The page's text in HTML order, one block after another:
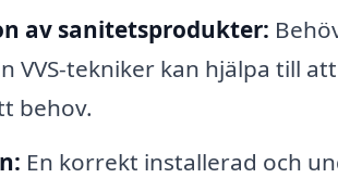
av sanitetsprodukter:
VVS-tekniker kan hjälpa till
behov.
En korrekt installerad och